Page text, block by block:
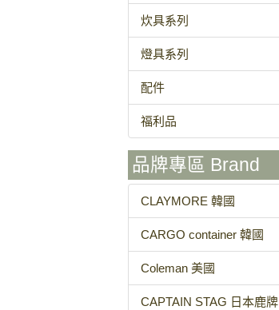
炊具系列
燈具系列
配件
福利品
品牌專區 Brand
CLAYMORE 韓國
CARGO container 韓國
Coleman 美國
CAPTAIN STAG 日本鹿牌